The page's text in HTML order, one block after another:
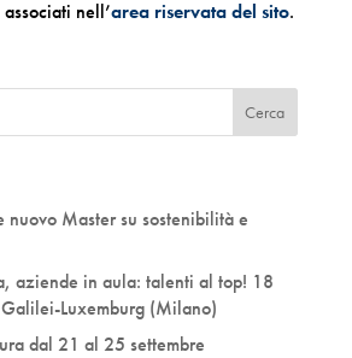
nell’area riservata del sito.
nuovo Master su sostenibilità e
aziende in aula: talenti al top! 18
Luxemburg (Milano)
dal 21 al 25 settembre